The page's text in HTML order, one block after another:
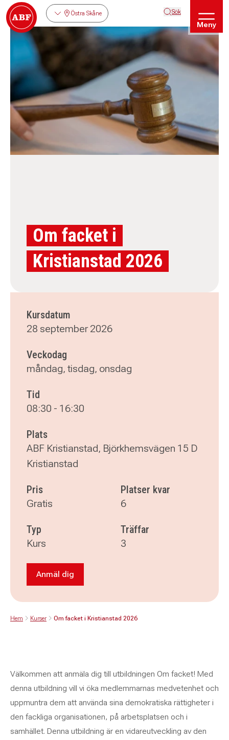
Östra Skåne Sök
Meny
Om facket i
Kristianstad 2026
Kursdatum
28 september 2026
Veckodag
måndag, tisdag, onsdag
Tid
08:30 - 16:30
Plats
ABF Kristianstad, Björkhemsvägen 15 D
Kristianstad
Pris
Gratis
Platser kvar
6
Typ
Kurs
Träffar
3
Anmäl dig till Om facket i Kristianstad 2026
Anmäl dig
Hem Kurser Om facket i Kristianstad 2026
Välkommen att anmäla dig till utbildningen Om facket! Med
denna utbildning vill vi öka medlemmarnas medvetenhet och
uppmuntra dem att använda sina demokratiska rättigheter i
den fackliga organisationen, på arbetsplatsen och i
samhället. Denna utbildning är en vidareutveckling av den